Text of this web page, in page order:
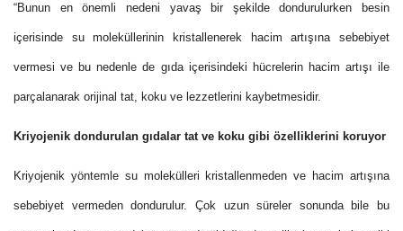
“Bunun en önemli nedeni yavaş bir şekilde dondurulurken besin
içerisinde su moleküllerinin kristallenerek hacim artışına sebebiyet
vermesi ve bu nedenle de gıda içerisindeki hücrelerin hacim artışı ile
parçalanarak orijinal tat, koku ve lezzetlerini kaybetmesidir.
Kriyojenik dondurulan gıdalar tat ve koku gibi özelliklerini koruyor
Kriyojenik yöntemle su molekülleri kristallenmeden ve hacim artışına
sebebiyet vermeden dondurulur. Çok uzun süreler sonunda bile bu